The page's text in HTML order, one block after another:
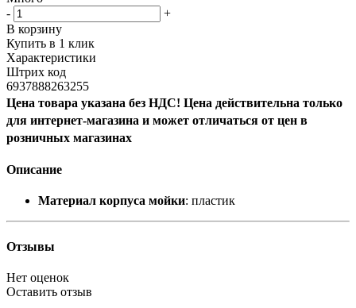
-
+
В корзину
Купить в 1 клик
Характеристики
Штрих код
6937888263255
Цена товара указана без НДС! Цена действительна только
для интернет-магазина и может отличаться от цен в
розничных магазинах
Описание
Материал корпуса мойки: пластик
Отзывы
Нет оценок
Оставить отзыв